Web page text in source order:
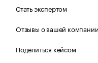
Стать экспертом
Отзывы о вашей компании
Поделиться кейсом